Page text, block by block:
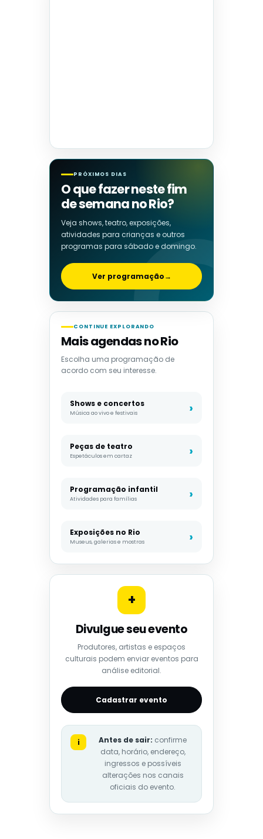
PRÓXIMOS DIAS
O que fazer neste fim
de semana no Rio?
Veja shows, teatro, exposições,
atividades para crianças e outros
programas para sábado e domingo.
Ver programação→
CONTINUE EXPLORANDO
Mais agendas no Rio
Escolha uma programação de
acordo com seu interesse.
Shows e concertos
Música ao vivo e festivais
Peças de teatro
Espetáculos em cartaz
Programação infantil
Atividades para famílias
Exposições no Rio
Museus, galerias e mostras
+
Divulgue seu evento
Produtores, artistas e espaços
culturais podem enviar eventos para
análise editorial.
Cadastrar evento
i Antes de sair: confirme
data, horário, endereço,
ingressos e possíveis
alterações nos canais
oficiais do evento.